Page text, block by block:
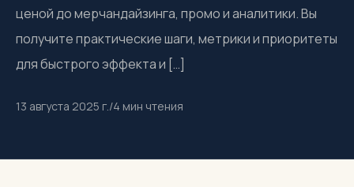
ценой до мерчандайзинга, промо и аналитики. Вы
получите практические шаги, метрики и приоритеты
для быстрого эффекта и […]
13 августа 2025 г./4 мин чтения